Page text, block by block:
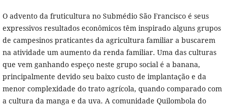
O advento da fruticultura no Submédio São Francisco é seus
expressivos resultados econômicos têm inspirado alguns grupos
de campesinos praticantes da agricultura familiar a buscarem
na atividade um aumento da renda familiar. Uma das culturas
que vem ganhando espeço neste grupo social é a banana,
principalmente devido seu baixo custo de implantação e da
menor complexidade do trato agrícola, quando comparado com
a cultura da manga e da uva. A comunidade Quilombola do